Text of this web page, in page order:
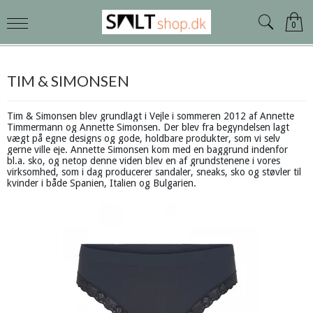
0
TIM & SIMONSEN
Tim & Simonsen blev grundlagt i Vejle i sommeren 2012 af Annette
Timmermann og Annette Simonsen. Der blev fra begyndelsen lagt
vægt på egne designs og gode, holdbare produkter, som vi selv
gerne ville eje. Annette Simonsen kom med en baggrund indenfor
bl.a. sko, og netop denne viden blev en af grundstenene i vores
virksomhed, som i dag producerer sandaler, sneaks, sko og støvler til
kvinder i både Spanien, Italien og Bulgarien.